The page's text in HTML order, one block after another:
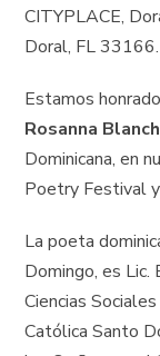
CITYPLACE,
Doral, FL 33166.
Estamos
Rosanna
Dominicana, en
Poetry Festival
La poeta
Domingo, es Lic.
Ciencias
Católica Santo